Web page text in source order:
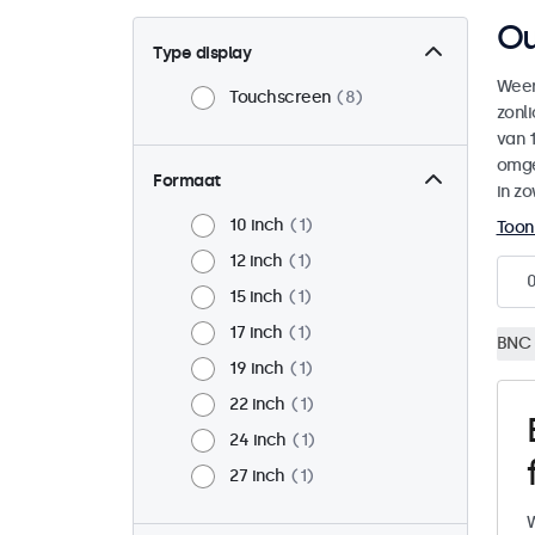
Type display
Touchscreen 8
Formaat
10 inch
1
12 inch
1
15 inch
1
17 inch
1
19 inch
1
22 inch
1
24 inch
1
27 inch
1
van
in
0